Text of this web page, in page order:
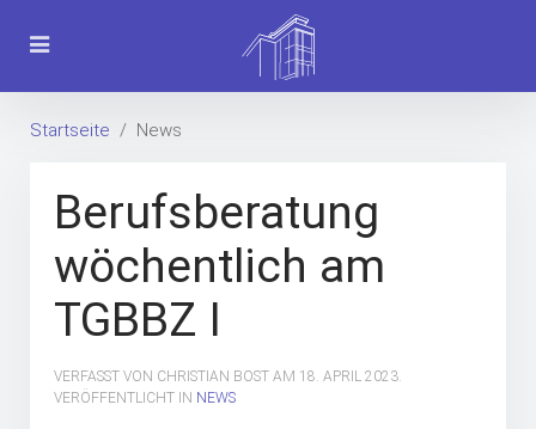
Startseite News
Berufsberatung
wöchentlich am
TGBBZ I
VERFASST VON CHRISTIAN BOST AM 18. APRIL 2023.
VERÖFFENTLICHT IN NEWS